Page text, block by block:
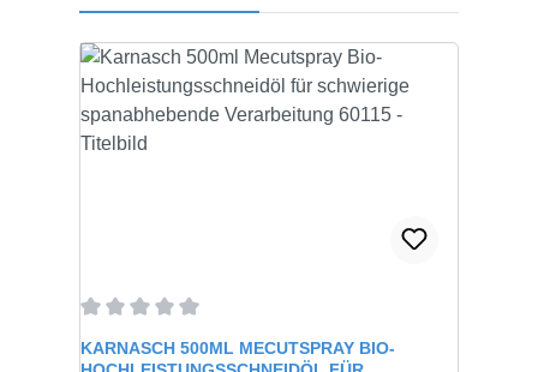
KARNASCH 500ML MECUTSPRAY BIO-